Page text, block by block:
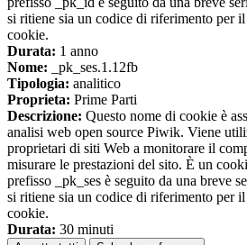
si ritiene sia un codice di riferimento per
cookie.
Durata: 1 anno
Nome: _pk_ses.1.12fb
Tipologia: analitico
Proprieta: Prime Parti
Descrizione: Questo nome di cookie è
analisi web open source Piwik. Viene
proprietari di siti Web a monitorare il
misurare le prestazioni del sito. È un
prefisso _pk_ses è seguito da una breve
si ritiene sia un codice di riferimento per
cookie.
Durata: 30 minuti